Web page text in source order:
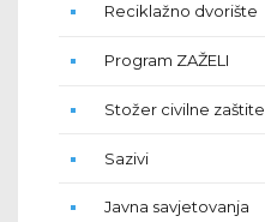
Reciklažno dvorište
Program ZAŽELI
Stožer civilne zaštite
Sazivi
Javna savjetovanja